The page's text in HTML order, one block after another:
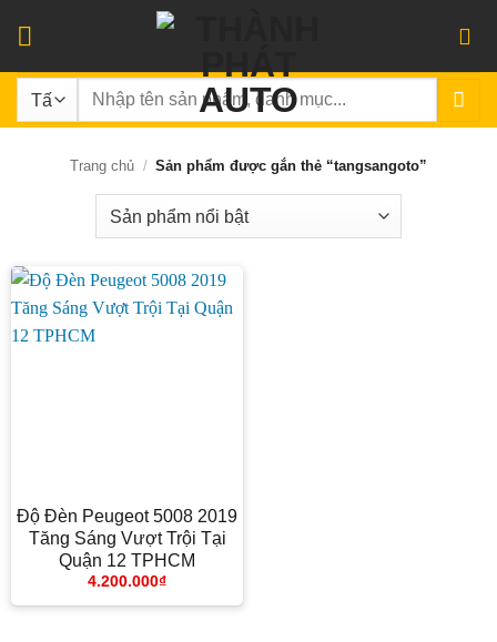
qua
nội
dung
Tìm
Trang chủ / Sản phẩm được gắn thẻ “tangsangoto”
Độ Đèn Peugeot 5008 2019
Tăng Sáng Vượt Trội Tại
Quận 12 TPHCM
4.200.000₫